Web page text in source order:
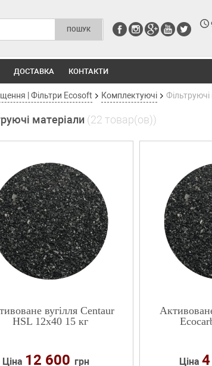
ДОСТАВКА КОНТАКТИ
| Фільтри Ecosoft Комплектуючі Фільтруючі
матеріали (22 товар(ов))
вугілля Centaur
HSL 12x40 15 кг
Ціна 12 600 грн Ціна